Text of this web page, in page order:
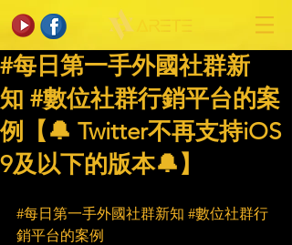
#每日第一手外國社群新
知 #數位社群行銷平台的案
例【🔔 Twitter不再支持iOS
9及以下的版本🔔】
#每日第一手外國社群新知 #數位社群行
銷平台的案例